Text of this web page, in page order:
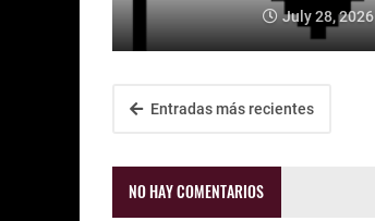
July 28, 2026
Entradas más recientes
NO HAY COMENTARIOS